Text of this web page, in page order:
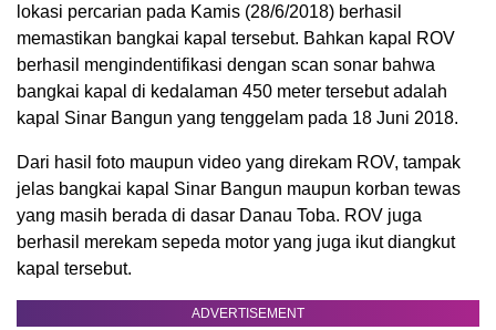
lokasi percarian pada Kamis (28/6/2018) berhasil
memastikan bangkai kapal tersebut. Bahkan kapal ROV
berhasil mengindentifikasi dengan scan sonar bahwa
bangkai kapal di kedalaman 450 meter tersebut adalah
kapal Sinar Bangun yang tenggelam pada 18 Juni 2018.
Dari hasil foto maupun video yang direkam ROV, tampak
jelas bangkai kapal Sinar Bangun maupun korban tewas
yang masih berada di dasar Danau Toba. ROV juga
berhasil merekam sepeda motor yang juga ikut diangkut
kapal tersebut.
ADVERTISEMENT